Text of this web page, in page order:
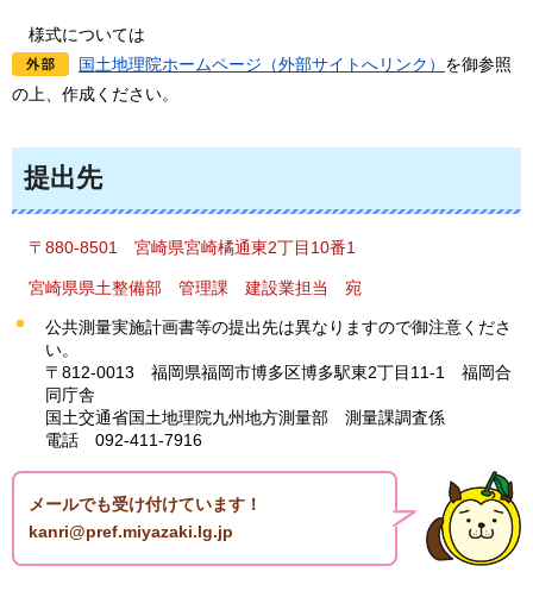
様式については
国土地理院ホームページ（外部サイトへリンク） を御参照
の上、作成ください。
提出先
〒880-8501 宮崎県宮崎橘通東2丁目10番1
宮崎県県土整備部 管理課 建設業担当 宛
公共測量実施計画書等の提出先は異なりますので御注意くださ
い。
〒812-0013
福岡県福岡市博多区博多駅東2丁目11-1 福岡合
同庁舎
国土交通省国土地理院九州地方測量部
測量課調査係
電話
092-411-7916
メールでも受け付けています！
kanri@pref.miyazaki.lg.jp